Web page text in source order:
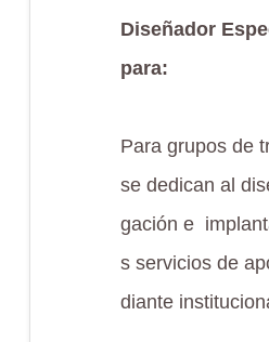
Diseñador
para:
Para grupos de
se dedican al
gación e
s servicios de
diante